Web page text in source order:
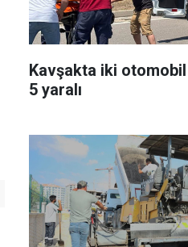
Kavşakta iki otomobil
5 yaralı